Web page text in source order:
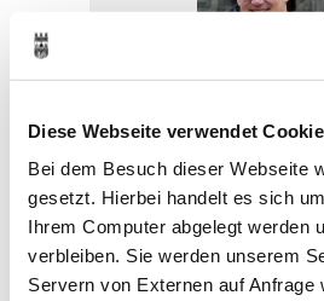
Diese Webseite verwendet
Bei dem Besuch dieser Webseite
gesetzt. Hierbei handelt es sich
Ihrem Computer abgelegt werden
verbleiben. Sie werden unserem
Servern von Externen auf Anfrage
Hier geht es zum
Oft gesucht
Abfallkalender Anmeldung
Ausländer und